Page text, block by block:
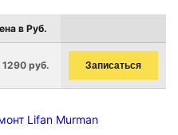
в Руб.
1290 руб. Записаться
Lifan Murman